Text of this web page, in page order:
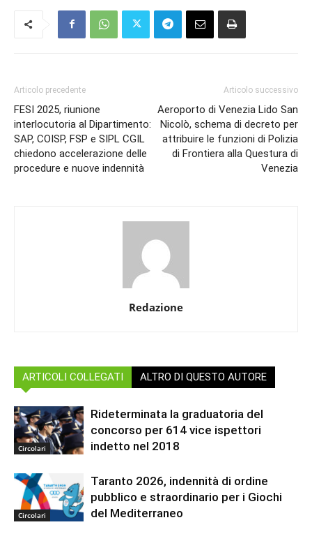
Articolo precedente
FESI 2025, riunione
interlocutoria al Dipartimento:
SAP, COISP, FSP e SIPL CGIL
chiedono accelerazione delle
procedure e nuove indennità
Articolo successivo
Aeroporto di Venezia Lido San
Nicolò, schema di decreto per
attribuire le funzioni di Polizia
di Frontiera alla Questura di
Venezia
Redazione
ARTICOLI COLLEGATI ALTRO DI QUESTO AUTORE
Circolari
Rideterminata la graduatoria del
concorso per 614 vice ispettori
indetto nel 2018
Circolari
Taranto 2026, indennità di ordine
pubblico e straordinario per i Giochi
del Mediterraneo